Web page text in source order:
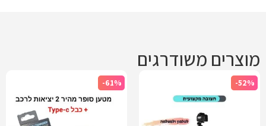
מוצרים משודרגים
-52%
-61%